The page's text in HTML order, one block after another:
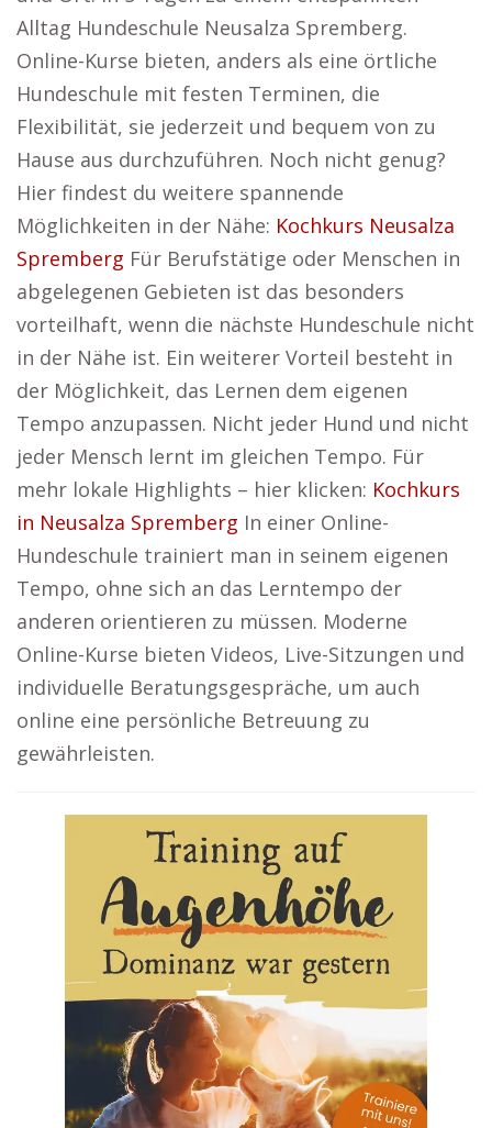
Alltag Hundeschule Neusalza Spremberg.
Online-Kurse bieten, anders als eine örtliche
Hundeschule mit festen Terminen, die
Flexibilität, sie jederzeit und bequem von zu
Hause aus durchzuführen. Noch nicht genug?
Hier findest du weitere spannende
Möglichkeiten in der Nähe: Kochkurs Neusalza
Spremberg Für Berufstätige oder Menschen in
abgelegenen Gebieten ist das besonders
vorteilhaft, wenn die nächste Hundeschule nicht
in der Nähe ist. Ein weiterer Vorteil besteht in
der Möglichkeit, das Lernen dem eigenen
Tempo anzupassen. Nicht jeder Hund und nicht
jeder Mensch lernt im gleichen Tempo. Für
mehr lokale Highlights – hier klicken: Kochkurs
in Neusalza Spremberg In einer Online-
Hundeschule trainiert man in seinem eigenen
Tempo, ohne sich an das Lerntempo der
anderen orientieren zu müssen. Moderne
Online-Kurse bieten Videos, Live-Sitzungen und
individuelle Beratungsgespräche, um auch
online eine persönliche Betreuung zu
gewährleisten.